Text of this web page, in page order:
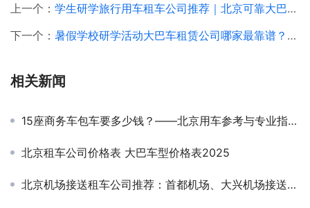
上一个： 学生研学旅行用车租车公司推荐｜北京可靠大巴包车服务与价格指南
下一个： 暑假学校研学活动大巴车租赁公司哪家最靠谱？北京包车价格+方案推荐
相关新闻
15座商务车包车要多少钱？——北京用车参考与专业指南｜北京环球汽车租赁公司
北京租车公司价格表 大巴车型价格表2025
北京机场接送租车公司推荐：首都机场、大兴机场接送服务优势与价格解析